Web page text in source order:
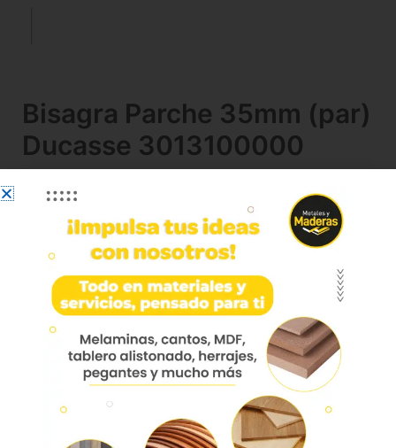
Bisagra Parche 35mm (par)
Ducasse 3013100000
Par es una bisagra de cazoleta desmontable
especialmente diseñada para puertas de muebles
elaboradas en madera, Bisagra para puertas de
muebles fabricadas en madera o marco de
aluminio y terminación en niquelado.
Su montaje es de tipo slide-on, posee
terminación niquelada y sistema doble acción,
evitando que se suelten los tornillos.
Formato de venta: Unidad
Cierre suave para evitar golpes y ruidos.
Ángulo de apertura de 110° para acceso
Ideal para puertas de 35 mm de grosor.